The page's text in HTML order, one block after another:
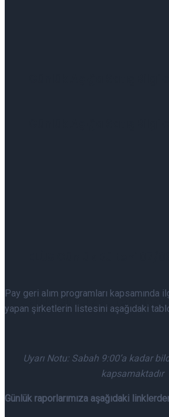
ELÜS Günlük Bülteni 07/
Pay geri alım programları kapsamında
yapan şirketlerin listesini aşağıdaki
Uyarı Notu: Sabah 9:00’a kadar
kapsamaktadır
Günlük raporlarımıza aşağıdaki